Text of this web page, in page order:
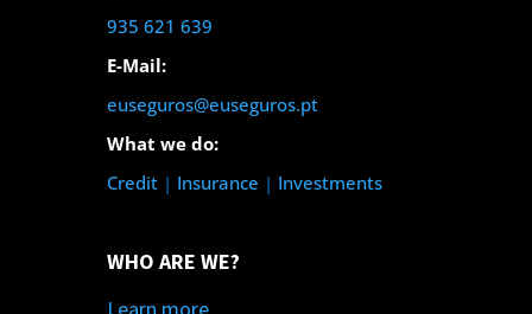
935 621 639
E-Mail:
euseguros@euseguros.pt
What we do:
Credit| Insurance | Investments
WHO ARE WE?
Learn more